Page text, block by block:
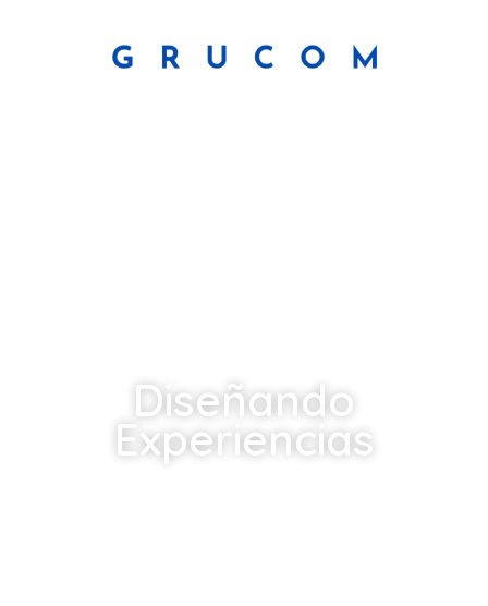
Diseñando
Experiencias